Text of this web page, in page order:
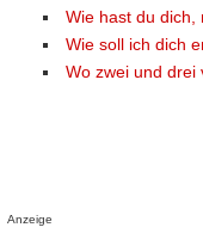
Wie hast du dich,
Wie soll ich dich
Wo zwei und drei
Anzeige